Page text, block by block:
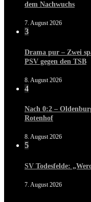
dem Nachwuchs
7. August 2026
3
Drama pur – Zwei
PSV gegen den TSB
8. August 2026
4
Nach 0:2 –
Rotenhof
8. August 2026
5
SV Todesfelde:
7. August 2026